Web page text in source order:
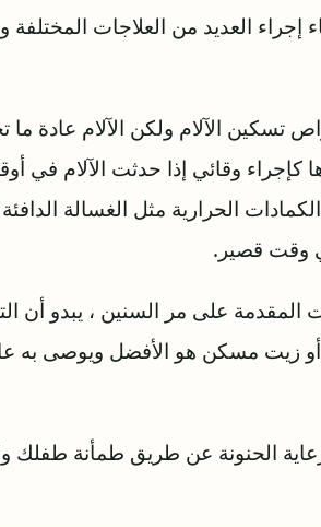
إجراء العديد من العلاجات
تسكين الآلام ولكن الآلام عادة
وقائي إذا حدثت الآلام في
الحرارية مثل الغسالة
وقت قصير.
المقدمة على مر السنين ، يبدو أن
زيت مسكن هو الأفضل ويوصى به
الحنونة عن طريق طمأنة طفلك